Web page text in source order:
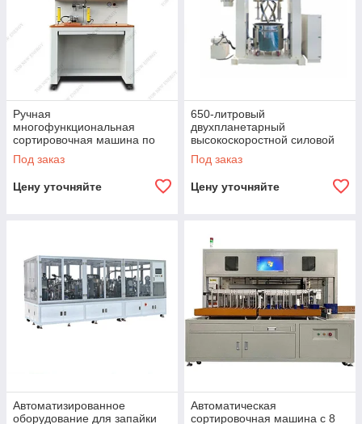
Ручная
многофункциональная
сортировочная машина по
напряжению холостого хода
(OCV) для призматических
Под заказ
Цену уточняйте
650-литровый
двухпланетарный
высокоскоростной силовой
миксер для производства
призматических
Под заказ
Цену уточняйте
Автоматизированное
оборудование для запайки
Автоматическая
сортировочная машина с 8